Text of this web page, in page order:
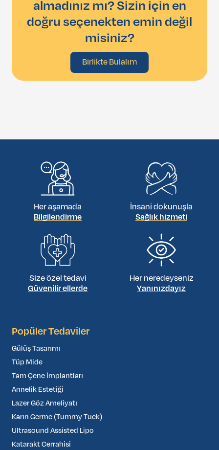
almadınız mı? Sizin için en
doğru seçenekten emin değil
misiniz?
Birlikte Bulalım
Her aşamada
Bilgilendirme
İnsani dokunuşla
Sağlık hizmeti
Size özel tedavi
Güvenilir ellerde
Her neredeyseniz
Yanınızdayız
Popüler Tedaviler
Gülüş Tasarımı
Tüp Mide
Tam Çene İmplantları
Annelik Estetiği
Lazer Göz Ameliyatı
Karın Germe (Tummy Tuck)
Ultrasound Assisted Lipo
Katarakt Cerrahisi